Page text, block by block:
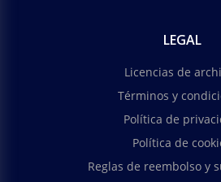
LEGAL
Licencias de
Términos y
Política de
Política de
Reglas de reembolso y